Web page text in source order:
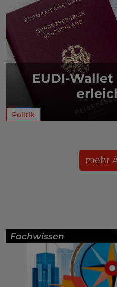
EUDI-
Politik
mehr
Fachwissen